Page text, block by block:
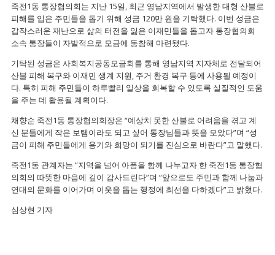
죽전1동 통장협의회는 지난 15일, 최근 영남지역에서 발생한 대형 산불로
피해를 입은 주민들을 돕기 위해 성금 120만 원을 기탁했다. 이번 성금은
갑작스러운 재난으로 삶의 터전을 잃은 이재민들을 돕고자 통장협의회
소속 통장들이 자발적으로 모금에 동참해 마련됐다.
기탁된 성금은 사회복지공동모금회를 통해 영남지역 지자체로 전달되어
산불 피해 복구와 이재민 생계 지원, 주거 환경 복구 등에 사용될 예정이
다. 특히 피해 주민들이 하루빨리 일상을 회복할 수 있도록 실질적인 도움
을 주는 데 활용될 계획이다.
채향순 죽전1동 통장협의회장은 “예상치 못한 산불로 어려움을 겪고 계
신 분들에게 작은 보탬이라도 되고 싶어 통장님들과 뜻을 모았다”며 “성
금이 피해 주민들에게 용기와 희망이 되기를 진심으로 바란다”고 말했다.
죽전1동 관계자는 “지역을 넘어 아픔을 함께 나누고자 한 죽전1동 통장협
의회의 따뜻한 마음에 깊이 감사드린다”며 “앞으로도 주민과 함께 나눔과
연대의 문화를 이어가며 이웃을 돕는 행정에 최선을 다하겠다”고 밝혔다.
심상현 기자